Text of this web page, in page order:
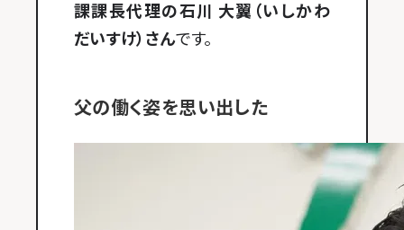
課課長代理の石川 大翼（いしかわ
だいすけ）さんです。
父の働く姿を思い出した